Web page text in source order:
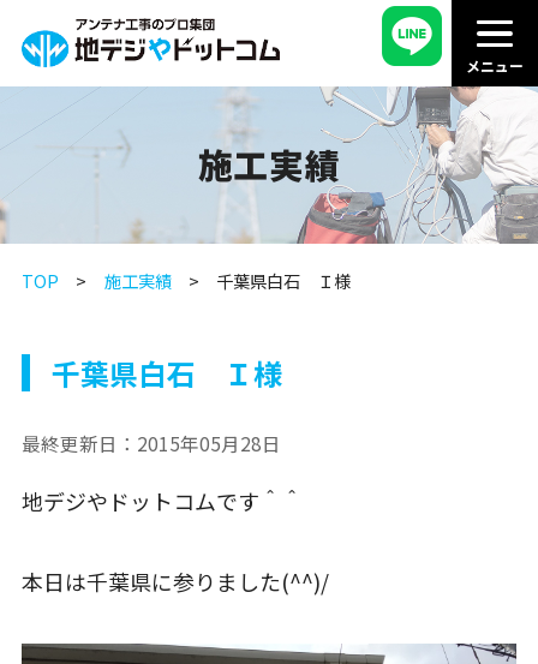
施工実績
TOP 施工実績 千葉県白石 Ｉ様
千葉県白石 Ｉ様
最終更新日： 2015年05月28日
地デジやドットコムです＾＾
本日は千葉県に参りました(^^)/